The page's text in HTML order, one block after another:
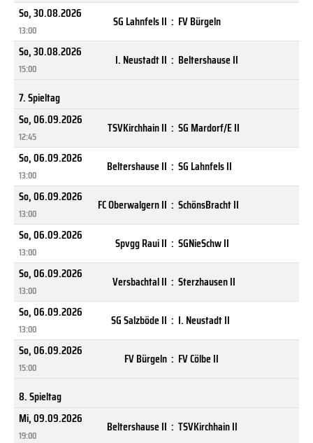
So, 30.08.2026
13:00
SG Lahnfels II : FV Bürgeln
So, 30.08.2026
15:00
I. Neustadt II : Beltershause II
7. Spieltag
So, 06.09.2026
12:45
TSVKirchhain II : SG Mardorf/E II
So, 06.09.2026
13:00
Beltershause II : SG Lahnfels II
So, 06.09.2026
13:00
FC Oberwalgern II : SchönsBracht II
So, 06.09.2026
13:00
Spvgg Raui II : SGNieSchw II
So, 06.09.2026
13:00
Versbachtal II : Sterzhausen II
So, 06.09.2026
13:00
SG Salzböde II : I. Neustadt II
So, 06.09.2026
15:00
FV Bürgeln : FV Cölbe II
8. Spieltag
Mi, 09.09.2026
19:00
Beltershause II : TSVKirchhain II